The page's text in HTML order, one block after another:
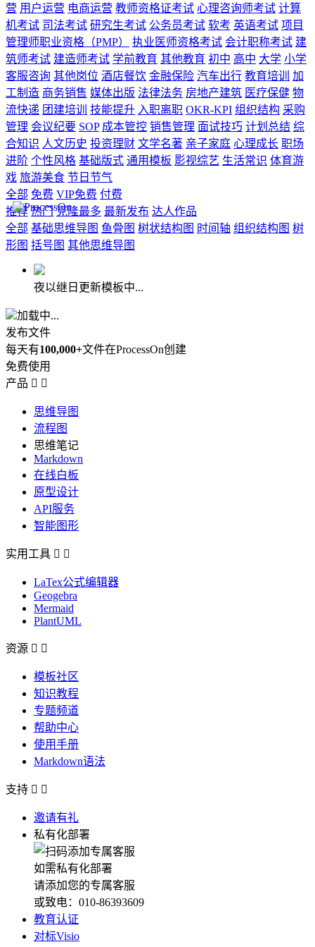
营 用户运营 电商运营 教师资格证考试 心理咨询师考试 计算
机考试 司法考试 研究生考试 公务员考试 软考 英语考试 项目
管理师职业资格（PMP）
执业医师资格考试 会计职称考试 建
筑师考试 建造师考试 学前教育 其他教育 初中 高中 大学 小学
客服咨询 其他岗位 酒店餐饮 金融保险 汽车出行 教育培训
加
工制造 商务销售 媒体出版 法律法务 房地产建筑 医疗保健 物
流快递 团建培训 技能提升 入职离职 OKR-KPI 组织结构 采购
管理 会议纪要 SOP 成本管控 销售管理 面试技巧 计划总结 综
合知识 人文历史 投资理财 文学名著 亲子家庭 心理成长 职场
进阶 个性风格 基础版式 通用模板 影视综艺 生活常识 体育游
戏 旅游美食 节日节气
全部 免费 VIP免费 付费
推荐 热门 克隆最多 最新发布 达人作品
全部 基础思维导图 鱼骨图 树状结构图 时间轴 组织结构图 树
形图 括号图 其他思维导图
夜以继日更新模板中...
加载中...
发布文件
每天有100,000+文件在ProcessOn创建
免费使用
产品  
思维导图
流程图
思维笔记
Markdown
在线白板
原型设计
API服务
智能图形
实用工具  
LaTex公式编辑器
Geogebra
Mermaid
PlantUML
资源  
模板社区
知识教程
专题频道
帮助中心
使用手册
Markdown语法
支持  
邀请有礼
私有化部署
如需私有化部署
请添加您的专属客服
或致电：010-86393609
教育认证
对标Visio